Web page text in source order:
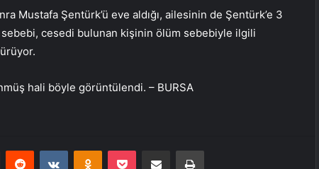
Mustafa Şentürk’ü eve aldığı, ailesinin de Şentürk’e 3
sebebi, cesedi bulunan kişinin ölüm sebebiyle ilgili
hali böyle görüntülendi. – BURSA
PinterestReddit VKontakteOdnoklassniki
Pocket E-Posta ile paylaş Yazdır